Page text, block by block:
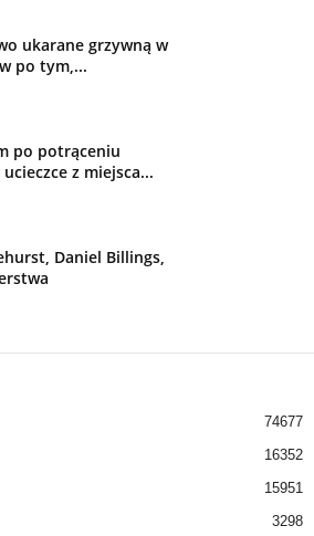
ukarane grzywną w
po tym,...
po potrąceniu
z miejsca...
Daniel Billings,
74677
16352
15951
3298